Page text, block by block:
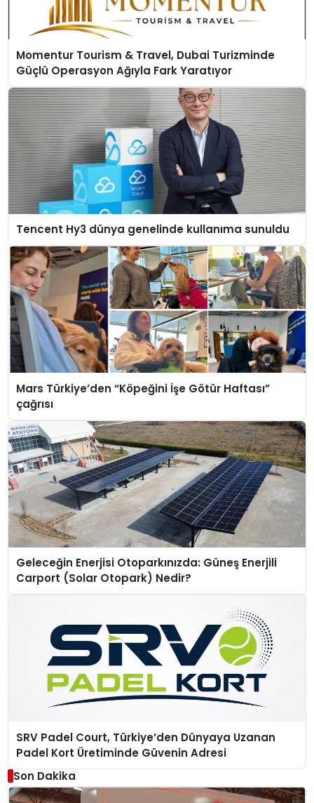
Momentur Tourism & Travel, Dubai Turizminde
Güçlü Operasyon Ağıyla Fark Yaratıyor
Tencent Hy3 dünya genelinde kullanıma sunuldu
Mars Türkiye’den “Köpeğini İşe Götür Haftası”
çağrısı
Geleceğin Enerjisi Otoparkınızda: Güneş Enerjili
Carport (Solar Otopark) Nedir?
SRV Padel Court, Türkiye’den Dünyaya Uzanan
Padel Kort Üretiminde Güvenin Adresi
Son Dakika